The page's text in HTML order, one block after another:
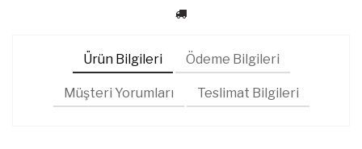
Ürün Bilgileri Ödeme Bilgileri
Müşteri Yorumları Teslimat Bilgileri